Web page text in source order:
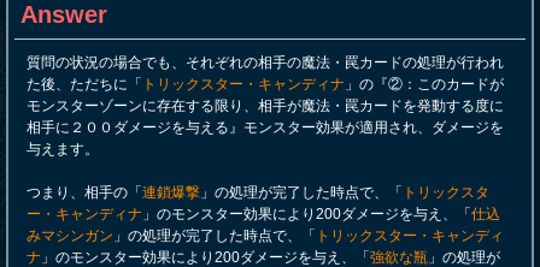
Answer
質問の状況の場合でも、それぞれの相手の魔法・罠カードの処理が行われ
た後、ただちに「 トリックスター・キャンディナ 」の『②：このカードが
モンスターゾーンに存在する限り、相手が魔法・罠カードを発動する度に
相手に２００ダメージを与える』モンスター効果が適用され、ダメージを
与えます。
つまり、相手の「 連鎖爆撃 」の処理が完了した時点で、「 トリックスタ
ー・キャンディナ 」のモンスター効果により200ダメージを与え、「 仕込
みマシンガン 」の処理が完了した時点で、「 トリックスター・キャンディ
ナ 」のモンスター効果により200ダメージを与え、「 強欲な瓶 」の処理が